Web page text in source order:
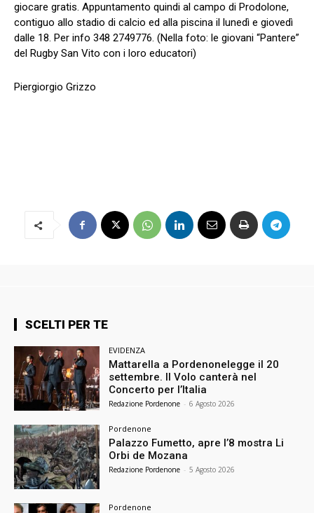
giocare gratis. Appuntamento quindi al campo di Prodolone,
contiguo allo stadio di calcio ed alla piscina il lunedì e giovedì
dalle 18. Per info 348 2749776. (Nella foto: le giovani “Pantere”
del Rugby San Vito con i loro educatori)
Piergiorgio Grizzo
SCELTI PER TE
EVIDENZA
Mattarella a Pordenonelegge il 20
settembre. Il Volo canterà nel
Concerto per l’Italia
Redazione Pordenone - 6 Agosto 2026
Pordenone
Palazzo Fumetto, apre l’8 mostra Li
Orbi de Mozana
Redazione Pordenone - 5 Agosto 2026
Pordenone